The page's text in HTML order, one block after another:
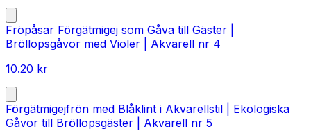
Fröpåsar Förgätmigej som Gåva till Gäster |
Bröllopsgåvor med Violer | Akvarell nr 4
10.20 kr
Förgätmigejfrön med Blåklint i Akvarellstil | Ekologiska
Gåvor till Bröllopsgäster | Akvarell nr 5